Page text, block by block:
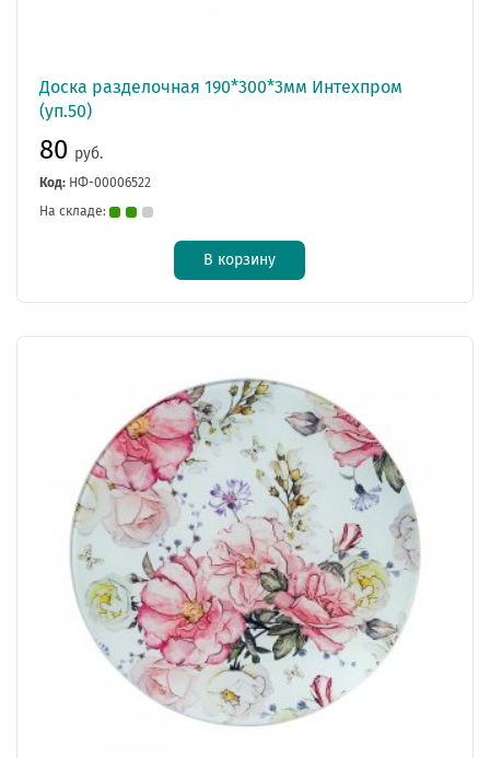
Доска разделочная 190*300*3мм Интехпром
(уп.50)
80 руб.
Код: НФ-00006522
На складе:
В корзину